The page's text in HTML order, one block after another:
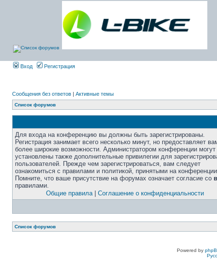
Вход Регистрация
Сообщения без ответов | Активные темы
Список форумов
Для входа на конференцию вы должны быть зарегистрированы.
Регистрация занимает всего несколько минут, но предоставляет
более широкие возможности. Администратором конференции
установлены также дополнительные привилегии для
пользователей. Прежде чем зарегистрироваться, вам следует
ознакомиться с правилами и политикой, принятыми на
Помните, что ваше присутствие на форумах означает согласие со
правилами.
Общие правила| Соглашение о конфиденциальности
Список форумов
Powered by